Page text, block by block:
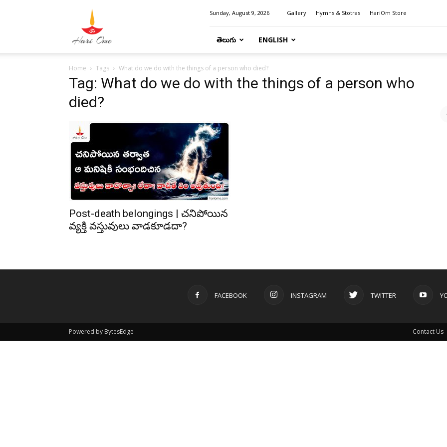
Sunday, August 9, 2026 Gallery Hymns & Stotras HariOm Store
తెలుగు ENGLISH
Home Tags What do we do with the things of a person who died?
Tag: What do we do with the things of a person who
died?
Post-death belongings | చనిపోయిన
వ్యక్తి వస్తువులు వాడకూడదా?
FACEBOOK INSTAGRAM TWITTER
Contact Us
Powered by BytesEdge